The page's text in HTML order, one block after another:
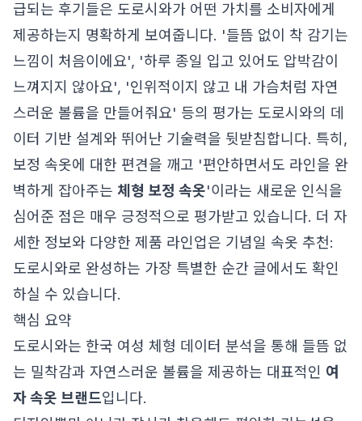
급되는 후기들은 도로시와가 어떤 가치를 소비자에게
제공하는지 명확하게 보여줍니다. '들뜸 없이 착 감기는
느낌이 처음이에요', '하루 종일 입고 있어도 압박감이
느껴지지 않아요', '인위적이지 않고 내 가슴처럼 자연
스러운 볼륨을 만들어줘요' 등의 평가는 도로시와의 데
이터 기반 설계와 뛰어난 기술력을 뒷받침합니다. 특히,
보정 속옷에 대한 편견을 깨고 '편안하면서도 라인을 완
벽하게 잡아주는 체형 보정 속옷'이라는 새로운 인식을
심어준 점은 매우 긍정적으로 평가받고 있습니다. 더 자
세한 정보와 다양한 제품 라인업은 기념일 속옷 추천:
도로시와로 완성하는 가장 특별한 순간 글에서도 확인
하실 수 있습니다.
핵심 요약
도로시와는 한국 여성 체형 데이터 분석을 통해 들뜸 없
는 밀착감과 자연스러운 볼륨을 제공하는 대표적인 여
자 속옷 브랜드입니다.